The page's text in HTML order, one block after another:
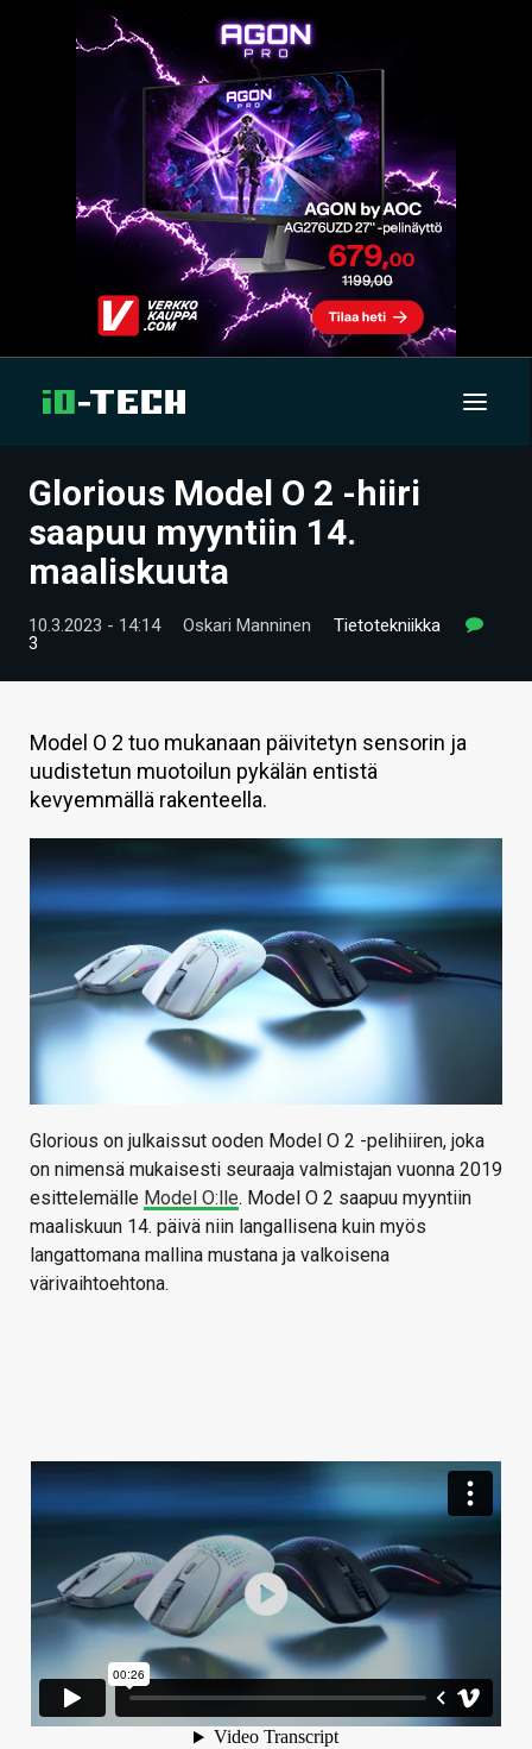
UUTISET
ARTIKKELIT
VIDEOT
HINTA.FI
KAUPPA
VAIHDA TEEMA
HAKU
Glorious Model O 2 -hiiri
saapuu myyntiin 14.
maaliskuuta
10.3.2023 - 14:14 Oskari Manninen
Tietotekniikka
3
Model O 2 tuo mukanaan päivitetyn sensorin ja
uudistetun muotoilun pykälän entistä
kevyemmällä rakenteella.
Glorious on julkaissut ooden Model O 2 -pelihiiren, joka
on nimensä mukaisesti seuraaja valmistajan vuonna 2019
esittelemälle Model O:lle. Model O 2 saapuu myyntiin
maaliskuun 14. päivä niin langallisena kuin myös
langattomana mallina mustana ja valkoisena
värivaihtoehtona.